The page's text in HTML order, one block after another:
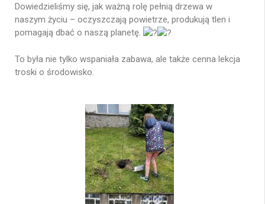
Dowiedzieliśmy się, jak ważną rolę pełnią drzewa w
naszym życiu – oczyszczają powietrze, produkują tlen i
pomagają dbać o naszą planetę.
To była nie tylko wspaniała zabawa, ale także cenna lekcja
troski o środowisko.